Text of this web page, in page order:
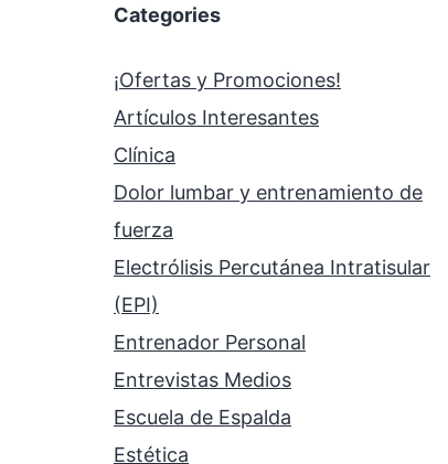
Categories
¡Ofertas y Promociones!
Artículos Interesantes
Clínica
Dolor lumbar y entrenamiento de
fuerza
Electrólisis Percutánea Intratisular
(EPI)
Entrenador Personal
Entrevistas Medios
Escuela de Espalda
Estética